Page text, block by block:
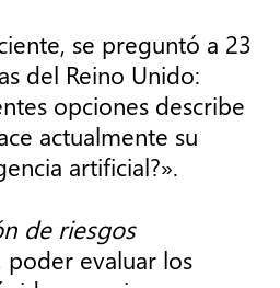
se preguntó a 23
del Reino Unido:
opciones describe
actualmente su
artificial?».
de riesgos
poder evaluar los